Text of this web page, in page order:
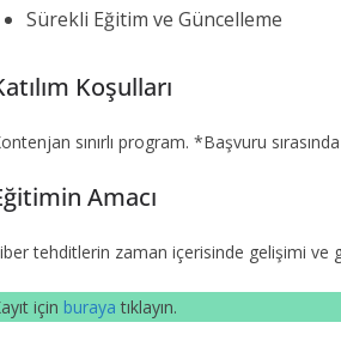
Sürekli Eğitim ve Güncelleme
Koşulları
sınırlı program. *Başvuru
Amacı
tehditlerin zaman içerisinde gelişimi ve
için burayatıklayın.